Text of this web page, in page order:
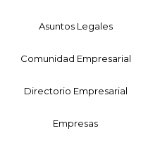
Asuntos Legales
Comunidad Empresarial
Directorio Empresarial
Empresas